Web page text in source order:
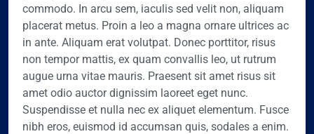
commodo. In arcu sem, iaculis sed velit non, aliquam
placerat metus. Proin a leo a magna ornare ultrices ac
in ante. Aliquam erat volutpat. Donec porttitor, risus
non tempor mattis, ex quam convallis leo, ut rutrum
augue urna vitae mauris. Praesent sit amet risus sit
amet odio auctor dignissim laoreet eget nunc.
Suspendisse et nulla nec ex aliquet elementum. Fusce
nibh eros, euismod id accumsan quis, sodales a enim.